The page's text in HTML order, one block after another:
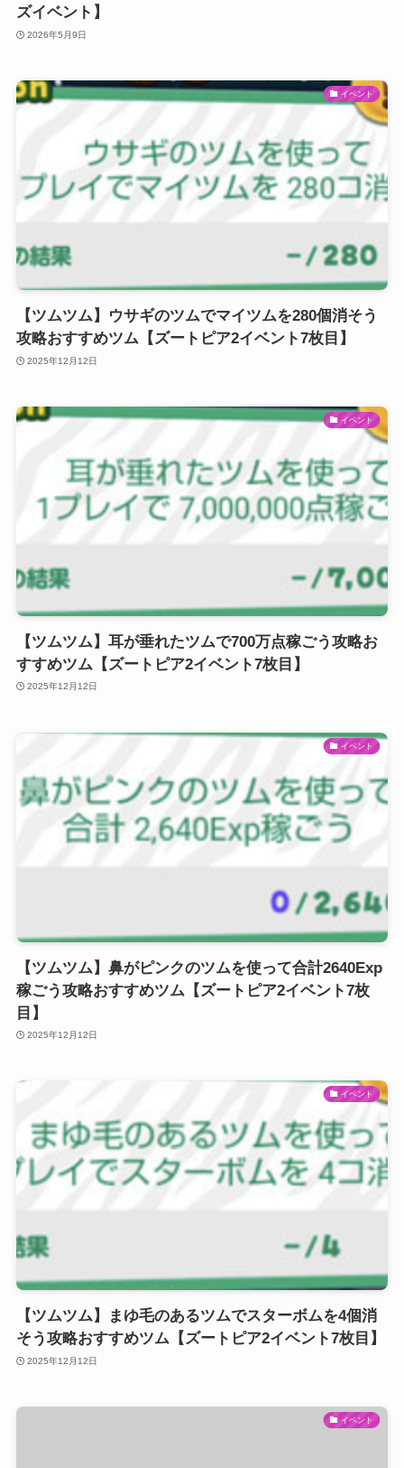
ズイベント】
2026年5月9日
イベント
【ツムツム】ウサギのツムでマイツムを280個消そう
攻略おすすめツム【ズートピア2イベント7枚目】
2025年12月12日
イベント
【ツムツム】耳が垂れたツムで700万点稼ごう攻略お
すすめツム【ズートピア2イベント7枚目】
2025年12月12日
イベント
【ツムツム】鼻がピンクのツムを使って合計2640Exp
稼ごう攻略おすすめツム【ズートピア2イベント7枚
目】
2025年12月12日
イベント
【ツムツム】まゆ毛のあるツムでスターボムを4個消
そう攻略おすすめツム【ズートピア2イベント7枚目】
2025年12月12日
イベント